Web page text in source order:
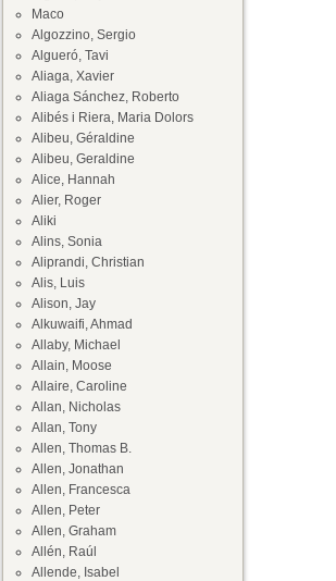
Maco
Algozzino, Sergio
Algueró, Tavi
Aliaga, Xavier
Aliaga Sánchez, Roberto
Alibés i Riera, Maria Dolors
Alibeu, Géraldine
Alibeu, Geraldine
Alice, Hannah
Alier, Roger
Aliki
Alins, Sonia
Aliprandi, Christian
Alis, Luis
Alison, Jay
Alkuwaifi, Ahmad
Allaby, Michael
Allain, Moose
Allaire, Caroline
Allan, Nicholas
Allan, Tony
Allen, Thomas B.
Allen, Jonathan
Allen, Francesca
Allen, Peter
Allen, Graham
Allén, Raúl
Allende, Isabel